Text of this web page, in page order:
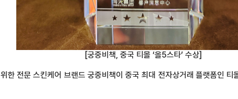
[궁중비책, 중국 티몰 ‘올5스타’ 수상]
한 전문 스킨케어 브랜드 궁중비책이 중국 최대 전자상거래 플랫폼인 티